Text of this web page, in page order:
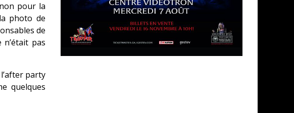
pour la
photo de
de
pas
party
quelques